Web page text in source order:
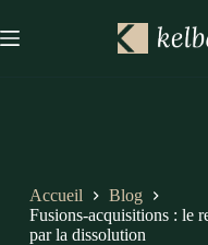
Accueil
Blog
Fusions-acquisitions : le
par la dissolution